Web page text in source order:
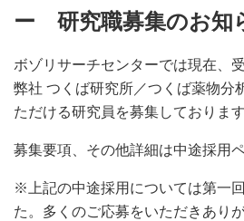
ー 研究職募集のお知
ボゾリサーチセンターでは現在、
弊社 つくば研究所／つくば薬物分
ただける研究員を募集しております
募集要項、その他詳細は中途採用
※上記の中途採用については第一
た。多くのご応募をいただきあり